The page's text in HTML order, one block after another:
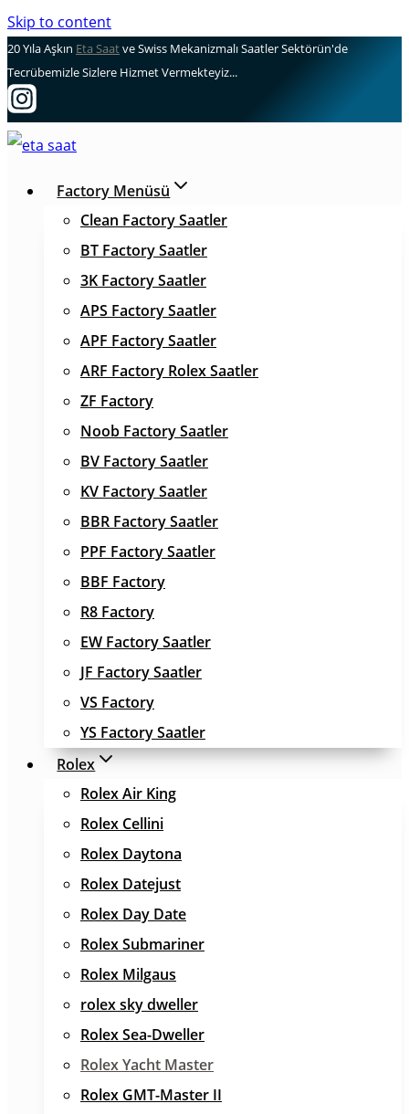
Skip to content
20 Yıla Aşkın Eta Saatve Swiss Mekanizmalı Saatler Sektörün'de
Tecrübemizle Sizlere Hizmet Vermekteyiz...
Factory Menüsü
Clean Factory Saatler
BT Factory Saatler
3K Factory Saatler
APS Factory Saatler
APF Factory Saatler
ARF Factory Rolex Saatler
ZF Factory
Noob Factory Saatler
BV Factory Saatler
KV Factory Saatler
BBR Factory Saatler
PPF Factory Saatler
BBF Factory
R8 Factory
EW Factory Saatler
JF Factory Saatler
VS Factory
YS Factory Saatler
Rolex
Rolex Air King
Rolex Cellini
Rolex Daytona
Rolex Datejust
Rolex Day Date
Rolex Submariner
Rolex Milgaus
rolex sky dweller
Rolex Sea-Dweller
Rolex Yacht Master
Rolex GMT-Master II